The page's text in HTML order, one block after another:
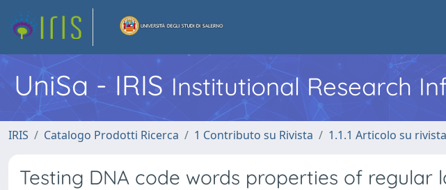
UniSa - IRIS Institutional Research
IRIS Catalogo Prodotti Ricerca 1 Contributo su Rivista 1.1.1 Articolo su
Testing DNA code words properties of regular